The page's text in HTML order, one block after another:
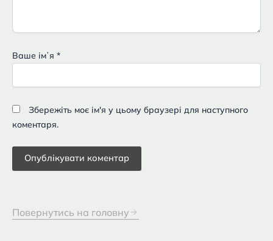
Ваше імʼя *
Збережіть моє ім'я у цьому браузері для наступного
коментаря.
Повернутись на головну